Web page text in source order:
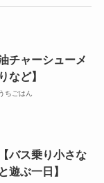
チャーシューメ
など】
ちごはん
バス乗り小さな
遊ぶ一日】